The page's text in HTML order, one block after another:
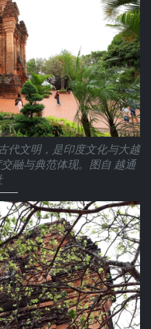
代文明，是印度文化与大越
融与典范体现。图自 越通